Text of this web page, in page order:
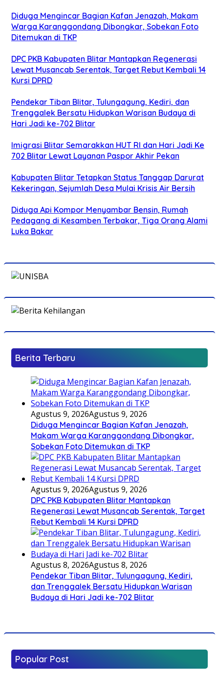
Diduga Mengincar Bagian Kafan Jenazah, Makam
Warga Karanggondang Dibongkar, Sobekan Foto
Ditemukan di TKP
DPC PKB Kabupaten Blitar Mantapkan Regenerasi
Lewat Musancab Serentak, Target Rebut Kembali 14
Kursi DPRD
Pendekar Tiban Blitar, Tulungagung, Kediri, dan
Trenggalek Bersatu Hidupkan Warisan Budaya di
Hari Jadi ke-702 Blitar
Imigrasi Blitar Semarakkan HUT RI dan Hari Jadi Ke
702 Blitar Lewat Layanan Paspor Akhir Pekan
Kabupaten Blitar Tetapkan Status Tanggap Darurat
Kekeringan, Sejumlah Desa Mulai Krisis Air Bersih
Diduga Api Kompor Menyambar Bensin, Rumah
Pedagang di Kesamben Terbakar, Tiga Orang Alami
Luka Bakar
Berita Terbaru
Agustus 9, 2026Agustus 9, 2026
Diduga Mengincar Bagian Kafan Jenazah,
Makam Warga Karanggondang Dibongkar,
Sobekan Foto Ditemukan di TKP
Agustus 9, 2026Agustus 9, 2026
DPC PKB Kabupaten Blitar Mantapkan
Regenerasi Lewat Musancab Serentak, Target
Rebut Kembali 14 Kursi DPRD
Agustus 8, 2026Agustus 8, 2026
Pendekar Tiban Blitar, Tulungagung, Kediri,
dan Trenggalek Bersatu Hidupkan Warisan
Budaya di Hari Jadi ke-702 Blitar
Popular Post